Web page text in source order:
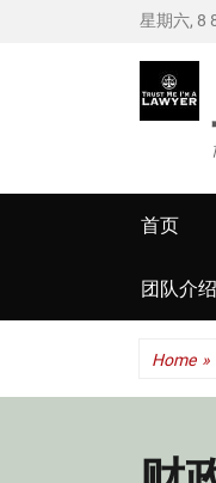
星期六, 8
menu
首页
团队介绍
Home »